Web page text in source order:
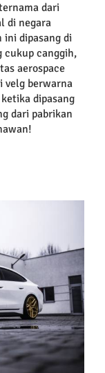
dari
di negara
ini dipasang di
cukup canggih,
aerospace
velg berwarna
dipasang
dari pabrikan